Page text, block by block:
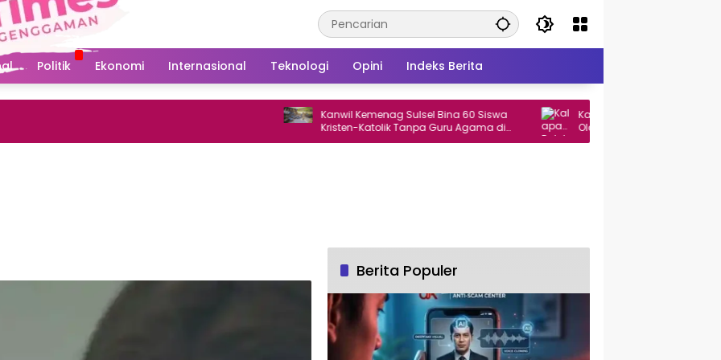
Politik Ekonomi Internasional Teknologi Opini Indeks Berita
Kanwil Kemenag Sulsel Bina 60 Siswa
Kristen-Katolik Tanpa Guru Agama di
Gowa
Kalapas Bulukumba Resmi Buka
Olahraga dan Seni Warga Binaan
Berita Populer